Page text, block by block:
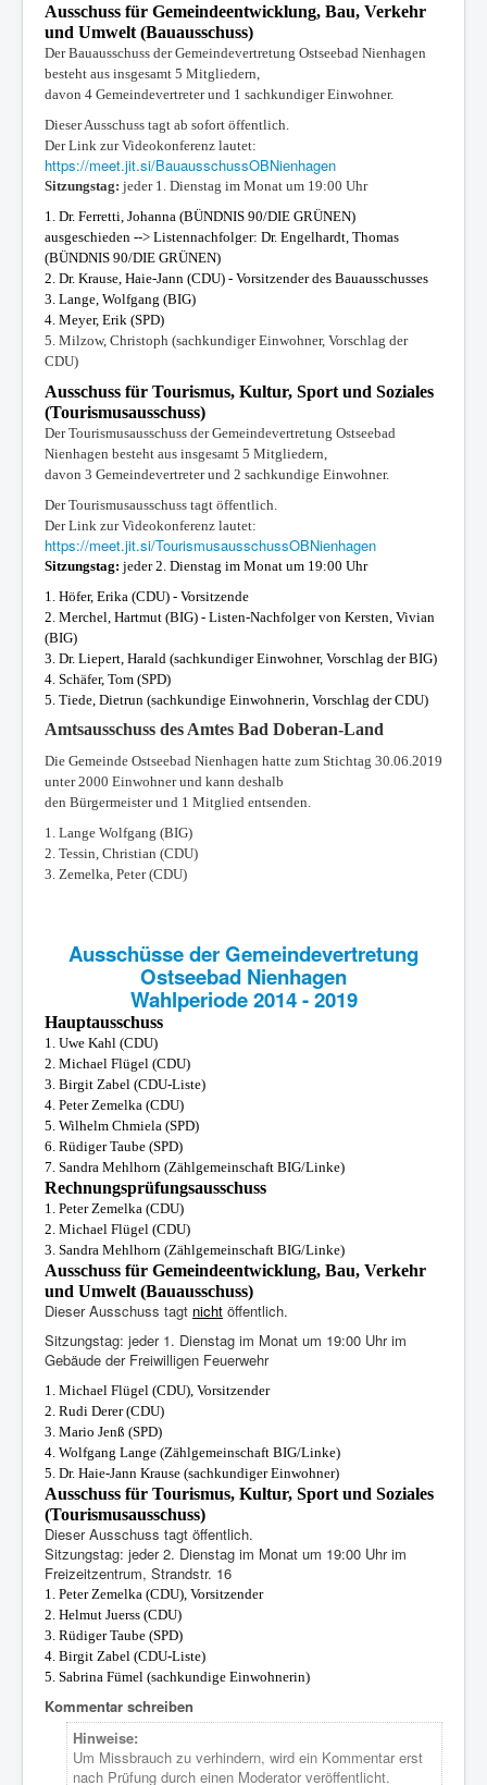
Ausschuss für Gemeindeentwicklung, Bau, Verkehr
und Umwelt (Bauausschuss)
Der Bauausschuss der Gemeindevertretung Ostseebad Nienhagen
besteht aus insgesamt 5 Mitgliedern,
davon 4 Gemeindevertreter und 1 sachkundiger Einwohner.
Dieser Ausschuss tagt ab sofort öffentlich.
Der Link zur Videokonferenz lautet:
https://meet.jit.si/BauausschussOBNienhagen
Sitzungstag: jeder 1. Dienstag im Monat um 19:00 Uhr
1. Dr. Ferretti, Johanna (BÜNDNIS 90/DIE GRÜNEN)
ausgeschieden --> Listennachfolger: Dr. Engelhardt, Thomas
(BÜNDNIS 90/DIE GRÜNEN)
2. Dr. Krause, Haie-Jann (CDU) - Vorsitzender des Bauausschusses
3. Lange, Wolfgang (BIG)
4. Meyer, Erik (SPD)
5. Milzow, Christoph (sachkundiger Einwohner, Vorschlag der
CDU)
Ausschuss für Tourismus, Kultur, Sport und Soziales
(Tourismusausschuss)
Der Tourismusausschuss der Gemeindevertretung Ostseebad
Nienhagen besteht aus insgesamt 5 Mitgliedern,
davon 3 Gemeindevertreter und 2 sachkundige Einwohner.
Der Tourismusausschuss tagt öffentlich.
Der Link zur Videokonferenz lautet:
https://meet.jit.si/TourismusausschussOBNienhagen
Sitzungstag: jeder 2. Dienstag im Monat um 19:00 Uhr
1. Höfer, Erika (CDU) - Vorsitzende
2. Merchel, Hartmut (BIG) - Listen-Nachfolger von Kersten, Vivian
(BIG)
3. Dr. Liepert, Harald (sachkundiger Einwohner, Vorschlag der BIG)
4. Schäfer, Tom (SPD)
5. Tiede, Dietrun (sachkundige Einwohnerin, Vorschlag der CDU)
Amtsausschuss des Amtes Bad Doberan-Land
Die Gemeinde Ostseebad Nienhagen hatte zum Stichtag 30.06.2019
unter 2000 Einwohner und kann deshalb
den Bürgermeister und 1 Mitglied entsenden.
1. Lange Wolfgang (BIG)
2. Tessin, Christian (CDU)
3. Zemelka, Peter (CDU)
Ausschüsse der Gemeindevertretung
Ostseebad Nienhagen
Wahlperiode 2014 - 2019
Hauptausschuss
1. Uwe Kahl (CDU)
2. Michael Flügel (CDU)
3. Birgit Zabel (CDU-Liste)
4. Peter Zemelka (CDU)
5. Wilhelm Chmiela (SPD)
6. Rüdiger Taube (SPD)
7. Sandra Mehlhorn (Zählgemeinschaft BIG/Linke)
Rechnungsprüfungsausschuss
1. Peter Zemelka (CDU)
2. Michael Flügel (CDU)
3. Sandra Mehlhorn (Zählgemeinschaft BIG/Linke)
Ausschuss für Gemeindeentwicklung, Bau, Verkehr
und Umwelt (Bauausschuss)
Dieser Ausschuss tagt nicht öffentlich.
Sitzungstag: jeder 1. Dienstag im Monat um 19:00 Uhr im
Gebäude der Freiwilligen Feuerwehr
1. Michael Flügel (CDU), Vorsitzender
2. Rudi Derer (CDU)
3. Mario Jenß (SPD)
4. Wolfgang Lange (Zählgemeinschaft BIG/Linke)
5. Dr. Haie-Jann Krause (sachkundiger Einwohner)
Ausschuss für Tourismus, Kultur, Sport und Soziales
(Tourismusausschuss)
Dieser Ausschuss tagt öffentlich.
Sitzungstag: jeder 2. Dienstag im Monat um 19:00 Uhr im
Freizeitzentrum, Strandstr. 16
1. Peter Zemelka (CDU), Vorsitzender
2. Helmut Juerss (CDU)
3. RüdigerTaube (SPD)
4. Birgit Zabel (CDU-Liste)
5. Sabrina Fümel (sachkundige Einwohnerin)
Kommentar schreiben
Hinweise:
Um Missbrauch zu verhindern, wird ein Kommentar erst
nach Prüfung durch einen Moderator veröffentlicht.